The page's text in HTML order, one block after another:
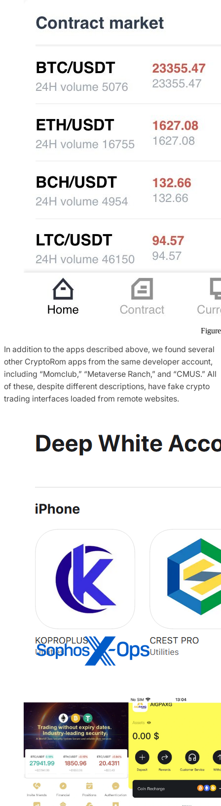
In addition to the apps described above, we found several
other CryptoRom apps from the same developer account,
including “Momclub,” “Metaverse Ranch,” and “CMUS.” All
of these, despite different descriptions, have fake crypto
trading interfaces loaded from remote websites.